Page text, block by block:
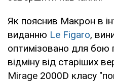
Як пояснив Макрон в
виданню Le Figaro,
оптимізовано для бою
відміну від старіших
Mirage 2000D класу